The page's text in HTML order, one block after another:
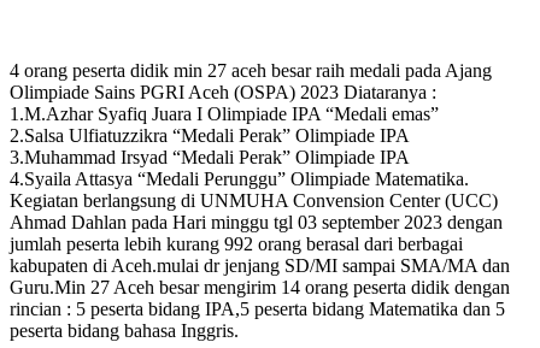
4 orang peserta didik min 27 aceh besar raih medali pada Ajang
Olimpiade Sains PGRI Aceh (OSPA) 2023 Diataranya :
1.M.Azhar Syafiq Juara I Olimpiade IPA “Medali emas”
2.Salsa Ulfiatuzzikra “Medali Perak” Olimpiade IPA
3.Muhammad Irsyad “Medali Perak” Olimpiade IPA
4.Syaila Attasya “Medali Perunggu” Olimpiade Matematika.
Kegiatan berlangsung di UNMUHA Convension Center (UCC)
Ahmad Dahlan pada Hari minggu tgl 03 september 2023 dengan
jumlah peserta lebih kurang 992 orang berasal dari berbagai
kabupaten di Aceh.mulai dr jenjang SD/MI sampai SMA/MA dan
Guru.Min 27 Aceh besar mengirim 14 orang peserta didik dengan
rincian : 5 peserta bidang IPA,5 peserta bidang Matematika dan 5
peserta bidang bahasa Inggris.